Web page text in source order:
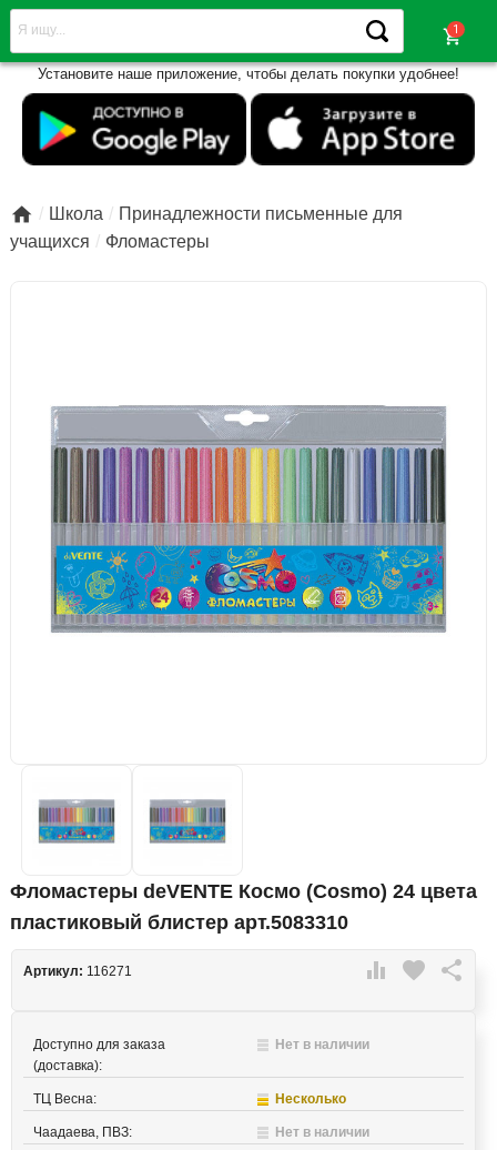
shopping_cart
Установите наше приложение, чтобы делать покупки удобнее!
 Школа
Принадлежности письменные для
учащихся
Фломастеры
Фломастеры deVENTE Космо (Cosmo) 24 цвета
пластиковый блистер арт.5083310
 favorite 
Артикул: 116271
Доступно для заказа
(доставка):
Нет в наличии
ТЦ Весна: Несколько
Чаадаева, ПВЗ: Нет в наличии